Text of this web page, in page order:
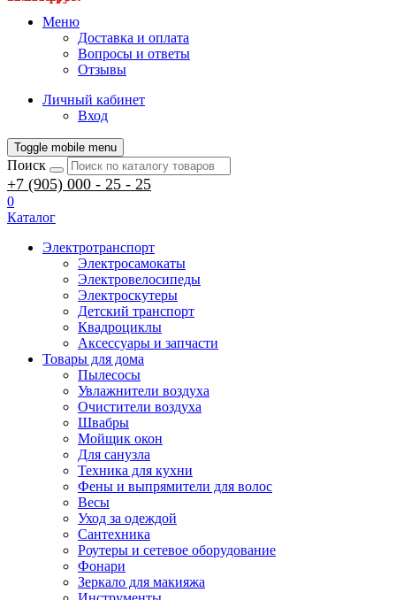
Меню
Доставка и оплата
Вопросы и ответы
Отзывы
Личный кабинет
Вход
Toggle mobile menu
Поиск
+7 (905) 000 - 25 - 25
0
Каталог
Электротранспорт
Электросамокаты
Электровелосипеды
Электроскутеры
Детский транспорт
Квадроциклы
Аксессуары и запчасти
Товары для дома
Пылесосы
Увлажнители воздуха
Очистители воздуха
Швабры
Мойщик окон
Для санузла
Техника для кухни
Фены и выпрямители для волос
Весы
Уход за одеждой
Сантехника
Роутеры и сетевое оборудование
Фонари
Зеркало для макияжа